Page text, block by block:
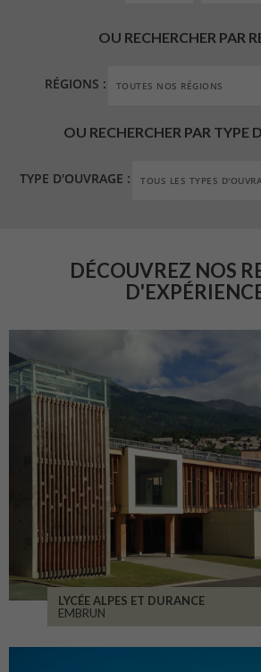
OU RECHERCHER PAR
RÉGIONS :
OU RECHERCHER PAR TYPE
TYPE D'OUVRAGE :
DÉCOUVREZ NOS
LYCÉE ALPES ET DURANCE
EMBRUN